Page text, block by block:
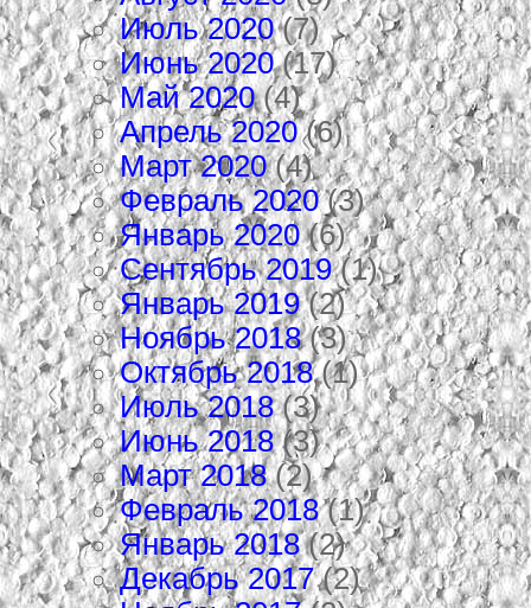
Июль 2020(7)
Июнь 2020(17)
Май 2020(4)
Апрель 2020(6)
Март 2020(4)
Февраль 2020(3)
Январь 2020(6)
Сентябрь 2019(1)
Январь 2019(2)
Ноябрь 2018(3)
Октябрь 2018(1)
Июль 2018(3)
Июнь 2018(3)
Март 2018(2)
Февраль 2018(1)
Январь 2018(2)
Декабрь 2017(2)